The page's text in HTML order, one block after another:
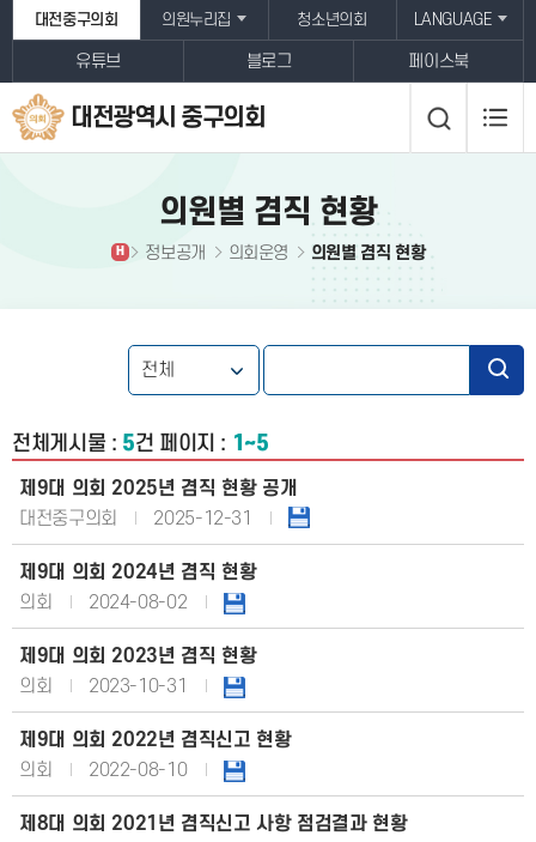
본문바로가기
대전중구의회 의원누리집 청소년의회 LANGUAGE
유튜브 블로그 페이스북
대전광역시 중구의회
의원별 겸직 현황
H 정보공개 의회운영 의원별 겸직 현황
전체게시물 : 5건 페이지 : 1~5
제9대 의회 2025년 겸직 현황 공개
대전중구의회
2025-12-31
제9대 의회 2024년 겸직 현황
의회
2024-08-02
제9대 의회 2023년 겸직 현황
의회
2023-10-31
제9대 의회 2022년 겸직신고 현황
의회
2022-08-10
제8대 의회 2021년 겸직신고 사항 점검결과 현황